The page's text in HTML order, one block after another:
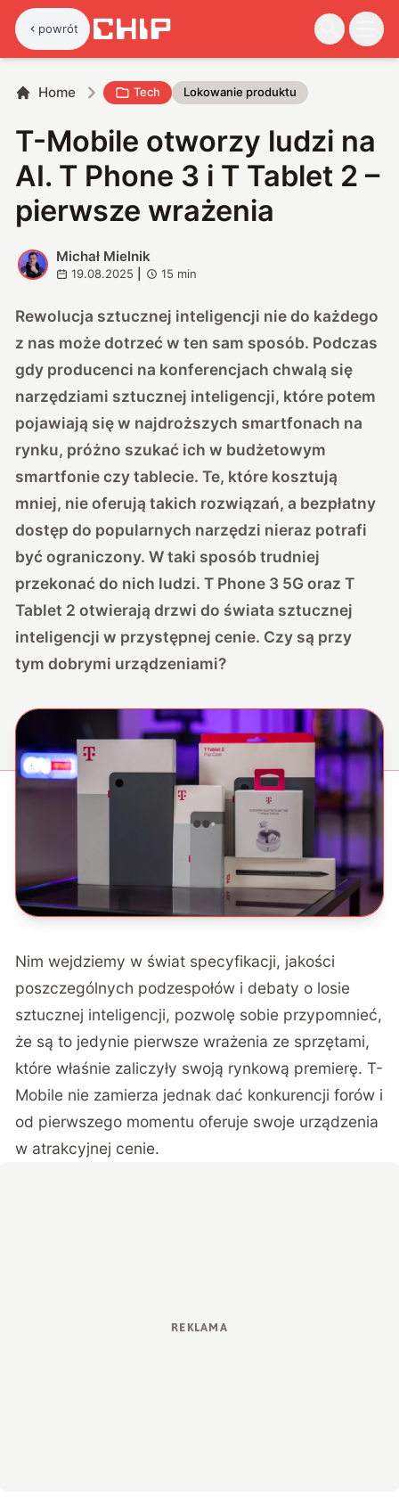
powrót
Home Tech Lokowanie produktu
T-Mobile otworzy ludzi na
AI. T Phone 3 i T Tablet 2 –
pierwsze wrażenia
M
Michał Mielnik
19.08.2025 15 min
Rewolucja sztucznej inteligencji nie do każdego
z nas może dotrzeć w ten sam sposób. Podczas
gdy producenci na konferencjach chwalą się
narzędziami sztucznej inteligencji, które potem
pojawiają się w najdroższych smartfonach na
rynku, próżno szukać ich w budżetowym
smartfonie czy tablecie. Te, które kosztują
mniej, nie oferują takich rozwiązań, a bezpłatny
dostęp do popularnych narzędzi nieraz potrafi
być ograniczony. W taki sposób trudniej
przekonać do nich ludzi. T Phone 3 5G oraz T
Tablet 2 otwierają drzwi do świata sztucznej
inteligencji w przystępnej cenie. Czy są przy
tym dobrymi urządzeniami?
Nim wejdziemy w świat specyfikacji, jakości
poszczególnych podzespołów i debaty o losie
sztucznej inteligencji, pozwolę sobie przypomnieć,
że są to jedynie pierwsze wrażenia ze sprzętami,
które właśnie zaliczyły swoją rynkową premierę. T-
Mobile nie zamierza jednak dać konkurencji forów i
od pierwszego momentu oferuje swoje urządzenia
w atrakcyjnej cenie.